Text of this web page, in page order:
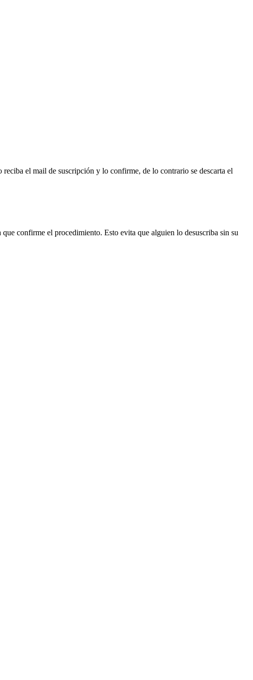
el mail de suscripción y lo confirme, de lo contrario se descarta el
confirme el procedimiento. Esto evita que alguien lo desuscriba sin su